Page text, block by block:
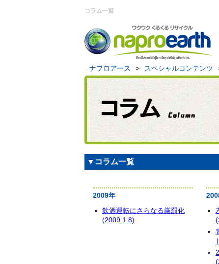
コラム一覧
ナプロアース > スペシャルコンテンツ
▼コラム一覧
2009年
飲酒運転にさらなる厳罰化
(2009.1.8)